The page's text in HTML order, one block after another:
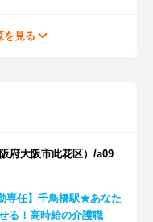
を見る
府大阪市此花区）/a09
専任】千鳥橋駅★あなた
る！高時給の介護職